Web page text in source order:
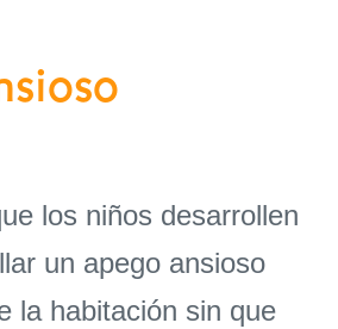
los niños desarrollen
un apego ansioso
la habitación sin que